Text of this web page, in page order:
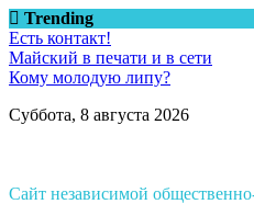
Перейти
к
содержимому
Trending
Есть контакт!
Майский в печати и в сети
Кому молодую липу?
Суббота, 8 августа 2026
Сайт независимой